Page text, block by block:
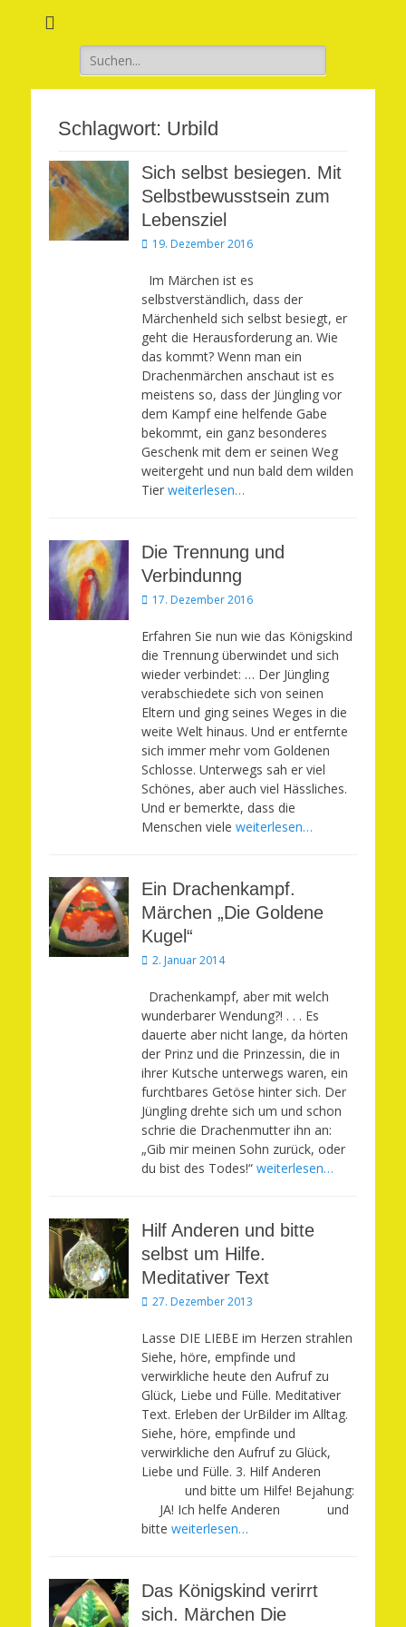
Suchen
nach:
Schlagwort: Urbild
Sich selbst besiegen. Mit
Selbstbewusstsein zum
Lebensziel
Veröffentlicht
19. Dezember 2016
Im Märchen ist es
selbstverständlich, dass der
Märchenheld sich selbst besiegt, er
geht die Herausforderung an. Wie
das kommt? Wenn man ein
Drachenmärchen anschaut ist es
meistens so, dass der Jüngling vor
dem Kampf eine helfende Gabe
bekommt, ein ganz besonderes
Geschenk mit dem er seinen Weg
weitergeht und nun bald dem wilden
Tier weiterlesen…
Die Trennung und
Verbindunng
Veröffentlicht
17. Dezember 2016
Erfahren Sie nun wie das Königskind
die Trennung überwindet und sich
wieder verbindet: … Der Jüngling
verabschiedete sich von seinen
Eltern und ging seines Weges in die
weite Welt hinaus. Und er entfernte
sich immer mehr vom Goldenen
Schlosse. Unterwegs sah er viel
Schönes, aber auch viel Hässliches.
Und er bemerkte, dass die
Menschen viele weiterlesen…
Ein Drachenkampf.
Märchen „Die Goldene
Kugel“
Veröffentlicht
2. Januar 2014
Drachenkampf, aber mit welch
wunderbarer Wendung?! . . . Es
dauerte aber nicht lange, da hörten
der Prinz und die Prinzessin, die in
ihrer Kutsche unterwegs waren, ein
furchtbares Getöse hinter sich. Der
Jüngling drehte sich um und schon
schrie die Drachenmutter ihn an:
„Gib mir meinen Sohn zurück, oder
du bist des Todes!“ weiterlesen…
Hilf Anderen und bitte
selbst um Hilfe.
Meditativer Text
Veröffentlicht
27. Dezember 2013
Lasse DIE LIEBE im Herzen strahlen
Siehe, höre, empfinde und
verwirkliche heute den Aufruf zu
Glück, Liebe und Fülle. Meditativer
Text. Erleben der UrBilder im Alltag.
Siehe, höre, empfinde und
verwirkliche den Aufruf zu Glück,
Liebe und Fülle. 3. Hilf Anderen
und bitte um Hilfe! Bejahung:
JA! Ich helfe Anderen und
bitte weiterlesen…
Das Königskind verirrt
sich. Märchen Die